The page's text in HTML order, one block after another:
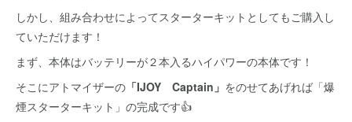
しかし、組み合わせによってスターターキットとしてもご購入し
ていただけます！
まず、本体はバッテリーが２本入るハイパワーの本体です！
そこにアトマイザーの 「IJOY Captain」 をのせてあげれば「爆
煙スターターキット」の完成です👍